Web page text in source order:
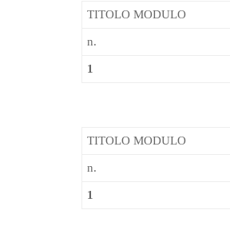
TITOLO MODULO
n.
1
TITOLO MODULO
n.
1